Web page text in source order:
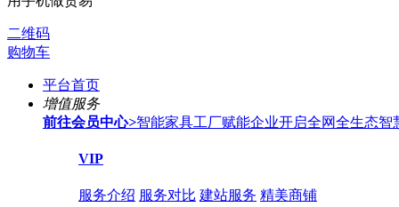
二维码
购物车
平台首页
增值服务
前往会员中心>智能家具工厂赋能企业开启全网全生态智
VIP
服务介绍 服务对比 建站服务 精美商铺